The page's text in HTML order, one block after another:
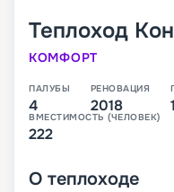
Теплоход
КОМФОРТ
ПАЛУБЫ
4
РЕНОВАЦИЯ
2018
ВМЕСТИМОСТЬ (ЧЕЛОВЕК)
222
О теплоходе